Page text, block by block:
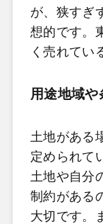
が、狭すぎ
想的です。
く売れてい
用途地域
土地がある
定められて
土地や自分
制約がある
大切です。